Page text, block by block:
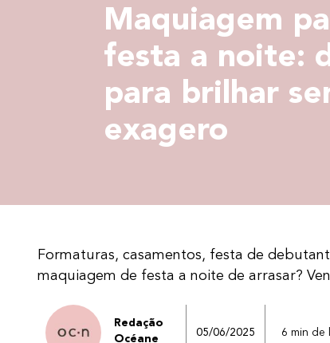
Maquiagem
festa a noite:
para brilhar
exagero
Formaturas, casamentos, festa de
maquiagem de festa a noite de arrasar?
Redação
Océane
05/06/2025 6 min de